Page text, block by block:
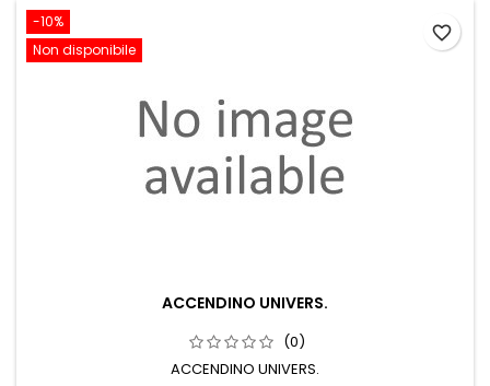
-10%
Non disponibile
ACCENDINO UNIVERS.
(0)
ACCENDINO UNIVERS.
favorite_border